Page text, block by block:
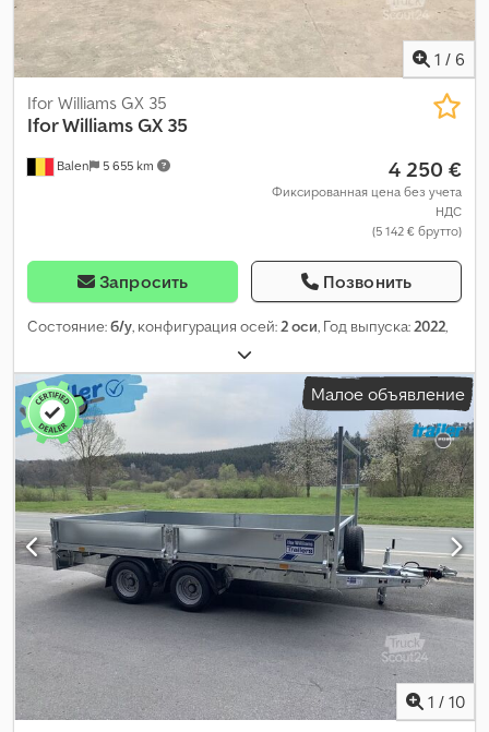
1 / 6
Balen 5 655 km
Ifor Williams GX 35
Ifor WilliamsGX 35
4 250 €
Фиксированная цена без учета
НДС
(5 142 € брутто)
Запросить Позвонить
Состояние:б/у, конфигурация осей:2 оси, Год выпуска:2022,
Малое объявление
1 / 10